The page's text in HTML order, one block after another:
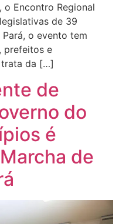
o Encontro Regional
de 39
o evento tem
prefeitos e
trata da […]
de
do
é
de